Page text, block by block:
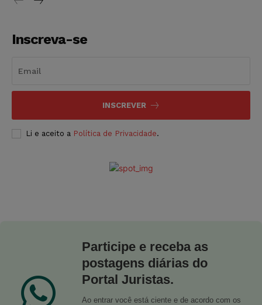
Inscreva-se
INSCREVER
Li e aceito a Política de Privacidade.
Participe e receba as
postagens diárias do
Portal Juristas.
Ao entrar você está ciente e de acordo com os